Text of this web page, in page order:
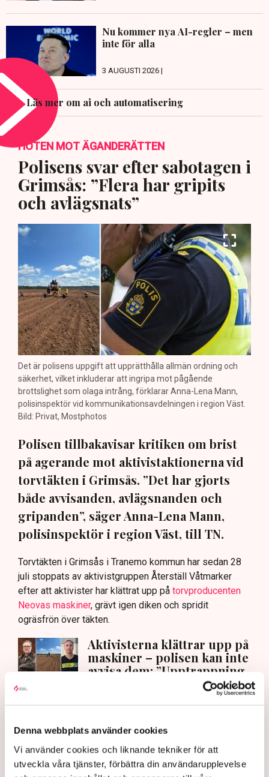
Denna webbplats använder cookies
Vi använder cookies och liknande tekniker för att
utveckla våra tjänster, förbättra din användarupplevelse
Nu kommer nya AI-regler – men
inte för alla
3 AUGUSTI 2026 |
Läs mer om ai och automatisering
HOTEN MOT ÄGANDERÄTTEN
Polisens svar efter sabotagen i
Grimsås: ”Flera har gripits
och avlägsnats”
Det är polisens uppgift att upprätthålla allmän ordning och
säkerhet, vilket inkluderar att ingripa mot pågående
brottslighet som olaga intrång, förklarar Anna-Lena Mann,
polisinspektör vid kommunikationsavdelningen i region Väst.
Bild: Privat, Mostphotos
Polisen tillbakavisar kritiken om brist
på agerande mot aktivistaktionerna vid
torvtäkten i Grimsås. ”Det har gjorts
både avvisanden, avlägsnanden och
gripanden”, säger Anna-Lena Mann,
polisinspektör i region Väst, till TN.
Torvtäkten i Grimsås i Tranemo kommun har sedan 28
juli stoppats av aktivistgruppen Återställ Våtmarker
efter att aktivister har klättrat upp på torvproducenten
Neovas maskiner, grävt igen diken och spridit
ogräsfrön över täkten.
Aktivisterna klättrar upp på
maskiner – polisen kan inte
avvisa dem: ”Upptrappning
AI-sammanfattning
Torvtäkten i Grimsås har stoppats av aktivister
sedan 28 juli.